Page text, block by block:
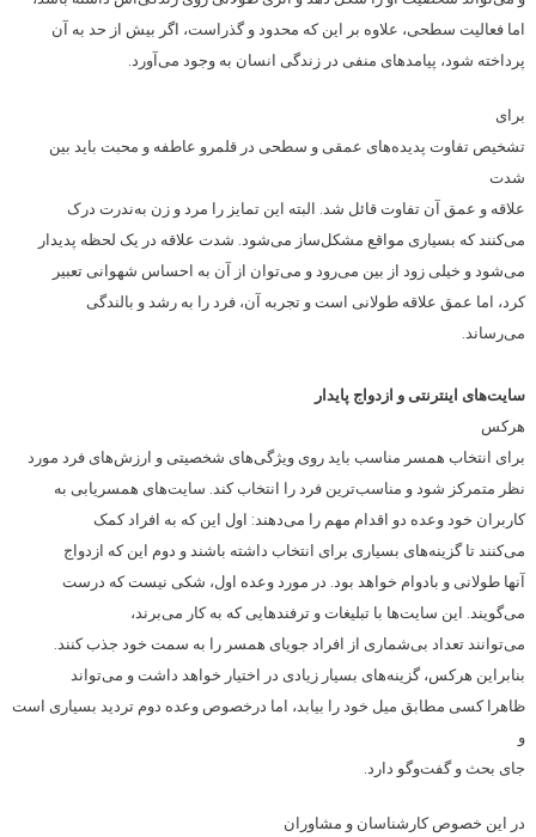
اما فعالیت سطحی، علاوه بر این که محدود و گذراست، اگر بیش از حد به آن
پرداخته شود، پیامدهای منفی در زندگی انسان به وجود می‌آورد.
برای
تشخیص تفاوت پدیده‌های عمقی و سطحی در قلمرو عاطفه و محبت باید بین
شدت
علاقه و عمق آن تفاوت قائل شد. البته این تمایز را مرد و زن به‌ندرت درک
می‌کنند که بسیاری مواقع مشکل‌ساز می‌شود. شدت علاقه در یک لحظه پدیدار
می‌شود و خیلی زود از بین می‌رود و می‌توان از آن به احساس شهوانی تعبیر
کرد، اما عمق علاقه طولانی است و تجربه آن، فرد را به رشد و بالندگی
می‌رساند.
سایت‌های اینترنتی و ازدواج پایدار
هرکس
برای انتخاب همسر مناسب باید روی ویژگی‌های شخصیتی و ارزش‌های فرد مورد
نظر متمرکز شود و مناسب‌ترین فرد را انتخاب کند. سایت‌های همسریابی به
کاربران خود وعده دو اقدام مهم را می‌دهند: اول این که به افراد کمک
می‌کنند تا گزینه‌های بسیاری برای انتخاب داشته باشند و دوم این که ازدواج
آنها طولانی و بادوام خواهد بود. در مورد وعده اول، شکی نیست که درست
می‌گویند. این سایت‌ها با تبلیغات و ترفندهایی که به کار می‌برند،
می‌توانند تعداد بی‌شماری از افراد جویای همسر را به سمت خود جذب کنند.
بنابراین هرکس، گزینه‌های بسیار زیادی در اختیار خواهد داشت و می‌تواند
ظاهرا کسی مطابق میل خود را بیابد، اما در‌خصوص وعده دوم تردید بسیاری است
و
جای بحث و گفت‌وگو دارد.
در این خصوص کارشناسان و مشاوران